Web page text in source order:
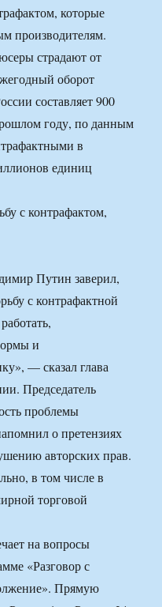
которые
производителям.
страдают от
оборот
составляет 900
году, по данным
в
единиц
Путин заверил,
с контрафактной
и
— сказал глава
Председатель
проблемы
о претензиях
авторских прав.
в том числе в
торговой
на вопросы
«Разговор с
Прямую